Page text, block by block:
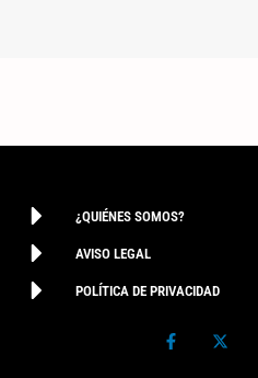
¿QUIÉNES SOMOS?
AVISO LEGAL
POLÍTICA DE PRIVACIDAD